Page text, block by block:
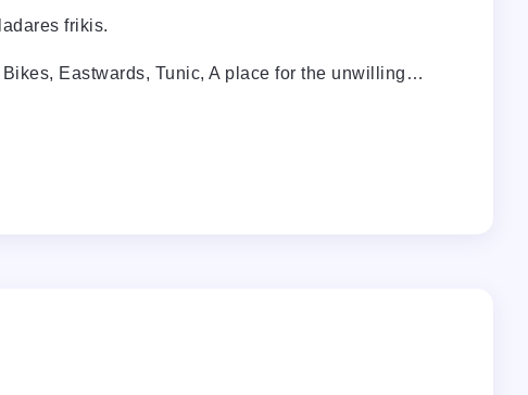
frikis.
Eastwards, Tunic, A place for the unwilling…